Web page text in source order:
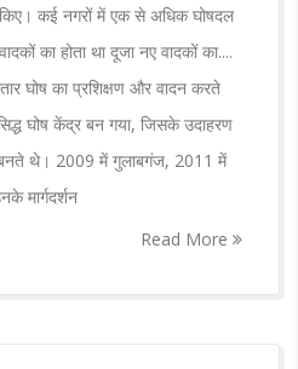
कई नगरों में एक से अधिक घोषदल
का होता था दूजा नए वादकों का....
घोष का प्रशिक्षण और वादन करते
घोष केंद्र बन गया, जिसके उदाहरण
बनते थे। 2009 में गुलाबगंज, 2011 में
मार्गदर्शन
Read More